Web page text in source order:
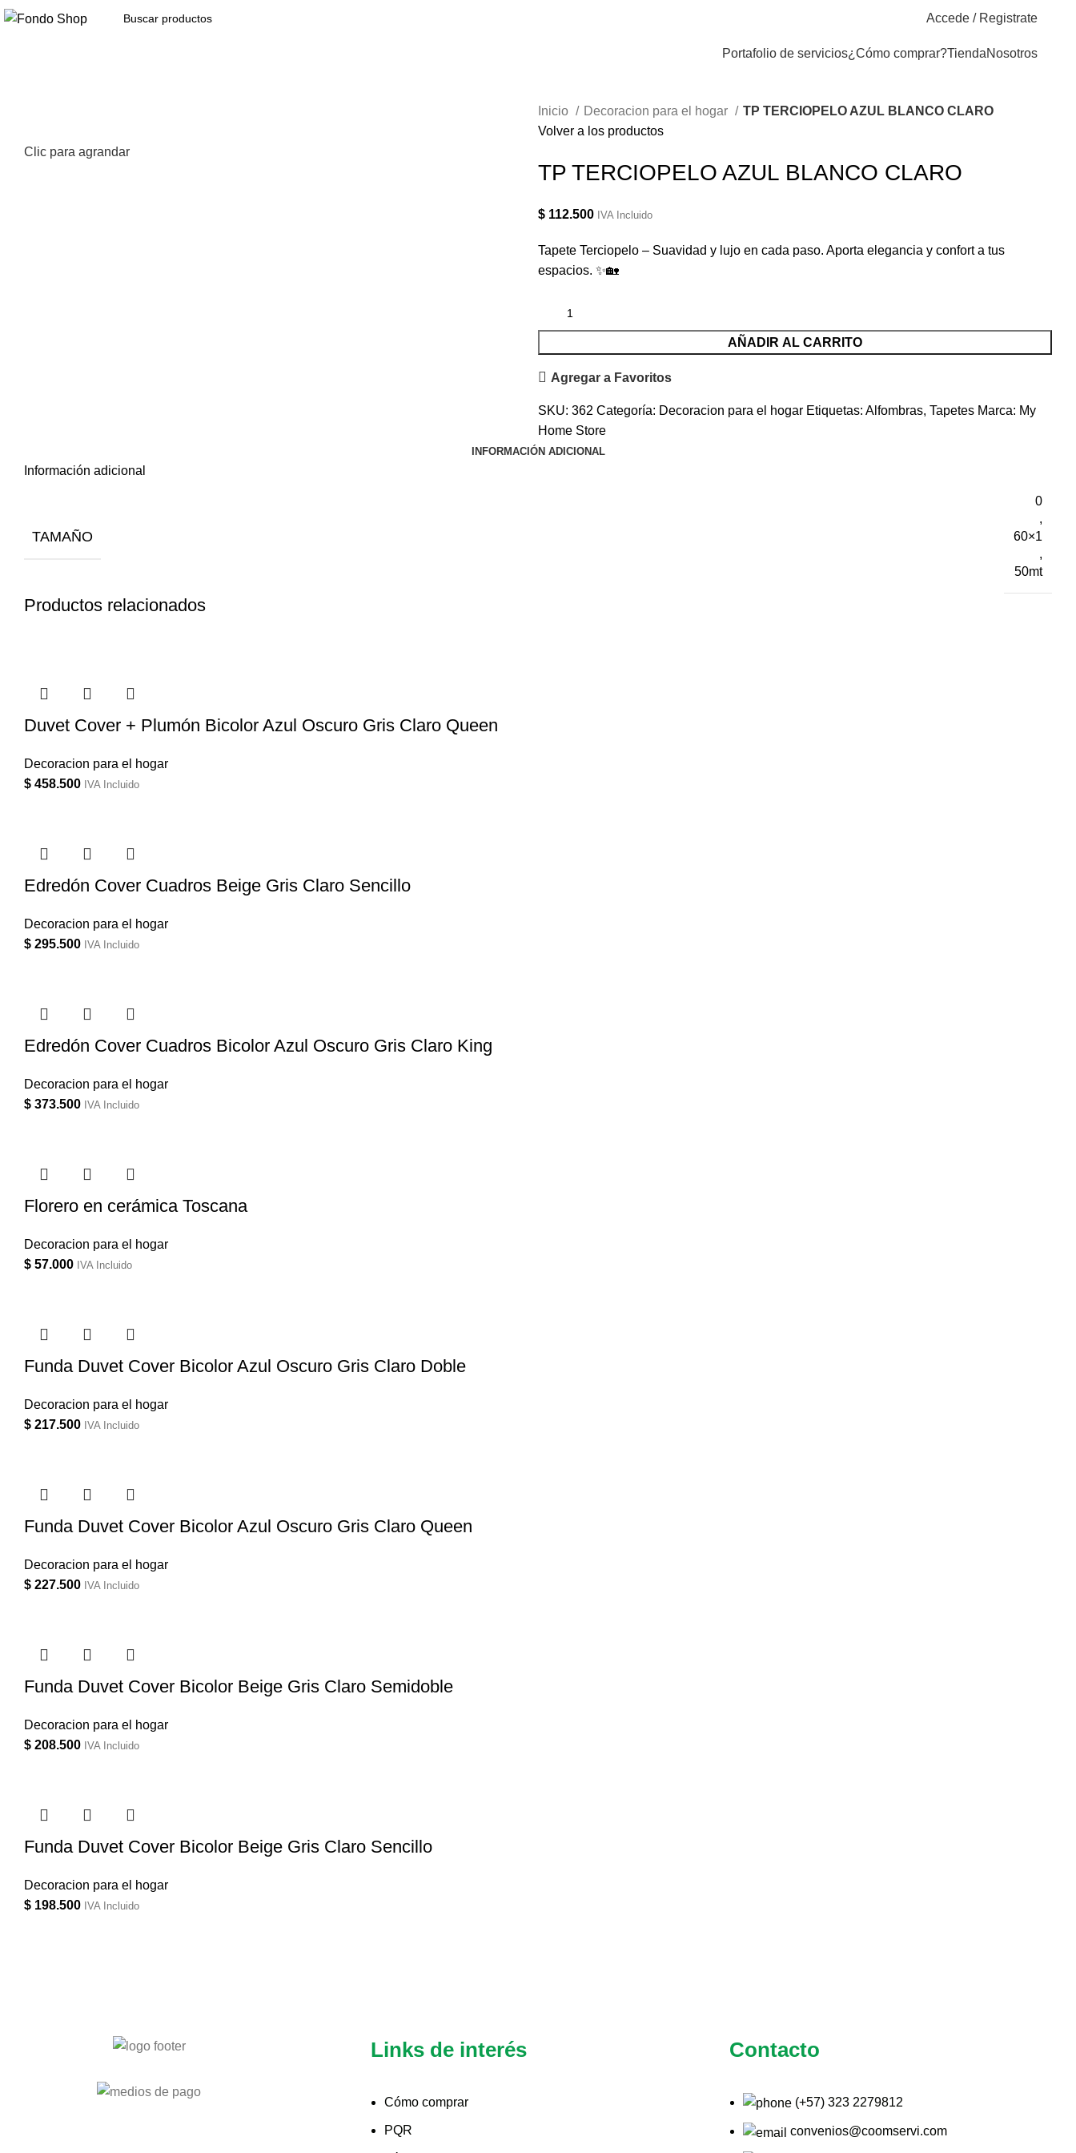
Accede / Registrate
Portafolio de servicios¿Cómo comprar?TiendaNosotros
Clic para agrandar
Inicio Decoracion para el hogar
TP TERCIOPELO AZUL BLANCO CLARO
Volver a los productos
TP TERCIOPELO AZUL BLANCO CLARO
$ 112.500 IVA Incluido
Tapete Terciopelo – Suavidad y lujo en cada paso. Aporta elegancia y confort a tus
espacios. ✨🏡
AÑADIR AL CARRITO
Agregar a Favoritos
SKU: 362 Categoría: Decoracion para el hogar Etiquetas: Alfombras, Tapetes Marca: My
Home Store
INFORMACIÓN ADICIONAL
Información adicional
TAMAÑO
0
,
60×1
,
50mt
Productos relacionados
Duvet Cover + Plumón Bicolor Azul Oscuro Gris Claro Queen
Decoracion para el hogar
$ 458.500 IVA Incluido
Edredón Cover Cuadros Beige Gris Claro Sencillo
Decoracion para el hogar
$ 295.500 IVA Incluido
Edredón Cover Cuadros Bicolor Azul Oscuro Gris Claro King
Decoracion para el hogar
$ 373.500 IVA Incluido
Florero en cerámica Toscana
Decoracion para el hogar
$ 57.000 IVA Incluido
Funda Duvet Cover Bicolor Azul Oscuro Gris Claro Doble
Decoracion para el hogar
$ 217.500 IVA Incluido
Funda Duvet Cover Bicolor Azul Oscuro Gris Claro Queen
Decoracion para el hogar
$ 227.500 IVA Incluido
Funda Duvet Cover Bicolor Beige Gris Claro Semidoble
Decoracion para el hogar
$ 208.500 IVA Incluido
Funda Duvet Cover Bicolor Beige Gris Claro Sencillo
Decoracion para el hogar
$ 198.500 IVA Incluido
Links de interés
Cómo comprar
PQR
Contacto
(+57) 323 2279812
convenios@coomservi.com